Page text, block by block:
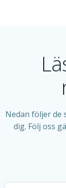
Nedan följer de
dig. Följ oss